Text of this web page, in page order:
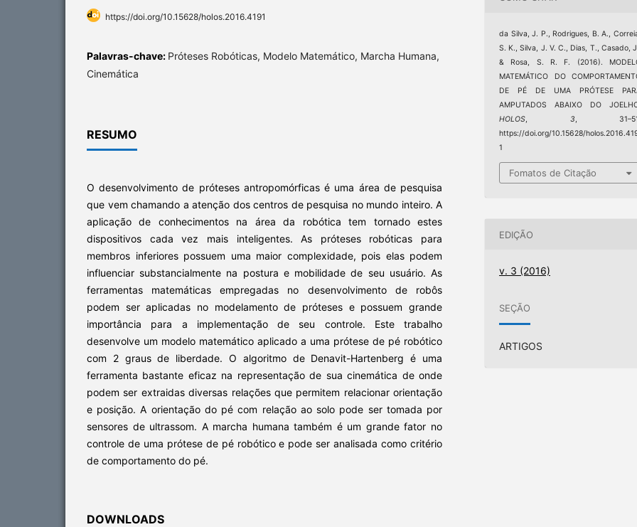
https://doi.org/10.15628/holos.2016.4191
Palavras-chave: Próteses Robóticas, Modelo Matemático, Marcha Humana,
Cinemática
RESUMO
O desenvolvimento de próteses antropomórficas é uma área de pesquisa
que vem chamando a atenção dos centros de pesquisa no mundo inteiro. A
aplicação de conhecimentos na área da robótica tem tornado estes
dispositivos cada vez mais inteligentes. As próteses robóticas para
membros inferiores possuem uma maior complexidade, pois elas podem
influenciar substancialmente na postura e mobilidade de seu usuário. As
ferramentas matemáticas empregadas no desenvolvimento de robôs
podem ser aplicadas no modelamento de próteses e possuem grande
importância para a implementação de seu controle. Este trabalho
desenvolve um modelo matemático aplicado a uma prótese de pé robótico
com 2 graus de liberdade. O algoritmo de Denavit-Hartenberg é uma
ferramenta bastante eficaz na representação de sua cinemática de onde
podem ser extraidas diversas relações que permitem relacionar orientação
e posição. A orientação do pé com relação ao solo pode ser tomada por
sensores de ultrassom. A marcha humana também é um grande fator no
controle de uma prótese de pé robótico e pode ser analisada como critério
de comportamento do pé.
DOWNLOADS
da Silva, J. P., Rodrigues, B. A.,
S. K., Silva, J. V. C., Dias, T., Casado,
& Rosa, S. R. F. (2016).
MATEMÁTICO DO
DE PÉ DE UMA PRÓTESE
AMPUTADOS ABAIXO DO
HOLOS
3 ,
https://doi.org/10.15628/
1
Fomatos de Citação
EDIÇÃO
v. 3 (2016)
SEÇÃO
ARTIGOS